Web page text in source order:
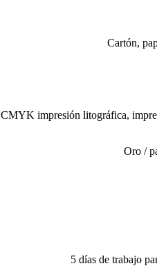
Cartón,
CMYK impresión litográfica,
Oro /
5 días de trabajo